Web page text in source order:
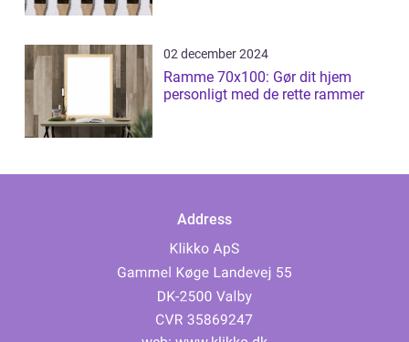
02 december 2024
Ramme 70x100: Gør dit hjem
personligt med de rette rammer
Address